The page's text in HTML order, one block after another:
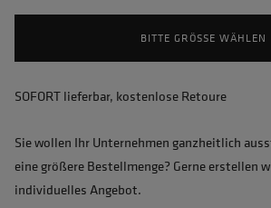
BITTE GRÖSSE WÄHLEN
SOFORT lieferbar, kostenlose Retoure
Sie wollen Ihr Unternehmen ganzheitlich
eine größere Bestellmenge? Gerne erstellen
individuelles Angebot.